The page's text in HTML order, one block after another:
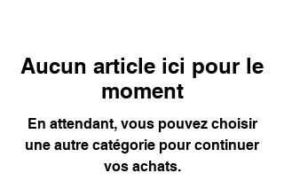
Aucun article ici pour le
moment
En attendant, vous pouvez choisir
une autre catégorie pour continuer
vos achats.